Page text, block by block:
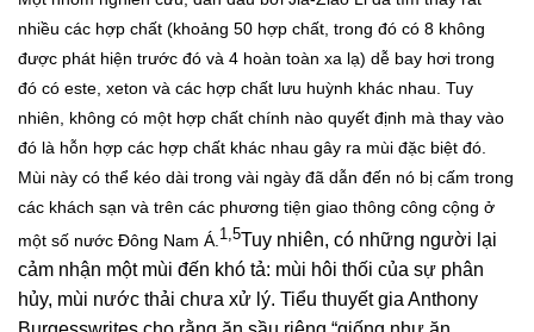
nhiều các hợp chất (khoảng 50 hợp chất, trong đó có 8 không
được phát hiện trước đó và 4 hoàn toàn xa lạ) dễ bay hơi trong
đó có este, xeton và các hợp chất lưu huỳnh khác nhau. Tuy
nhiên, không có một hợp chất chính nào quyết định mà thay vào
đó là hỗn hợp các hợp chất khác nhau gây ra mùi đặc biệt đó.
Mùi này có thể kéo dài trong vài ngày đã dẫn đến nó bị cấm trong
các khách sạn và trên các phương tiện giao thông công cộng ở
một số nước Đông Nam Á.1,5Tuy nhiên, có những người lại
cảm nhận một mùi đến khó tả: mùi hôi thối của sự phân
hủy, mùi nước thải chưa xử lý. Tiểu thuyết gia Anthony